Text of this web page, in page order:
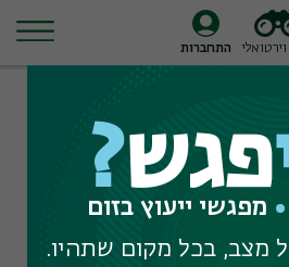
התחברות
מחקר בהתפתחות
– תארים
פגש?
מפגשי ייעוץ בזום
מצב, בכל מקום שתהיו.